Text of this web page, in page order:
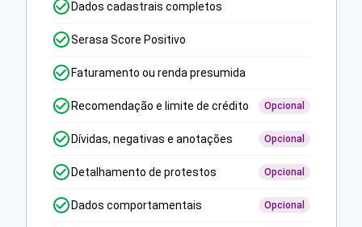
Dados cadastrais completos
Serasa Score Positivo
Faturamento ou renda presumida
Recomendação e limite de crédito Opcional
Dívidas, negativas e anotações Opcional
Detalhamento de protestos Opcional
Dados comportamentais Opcional